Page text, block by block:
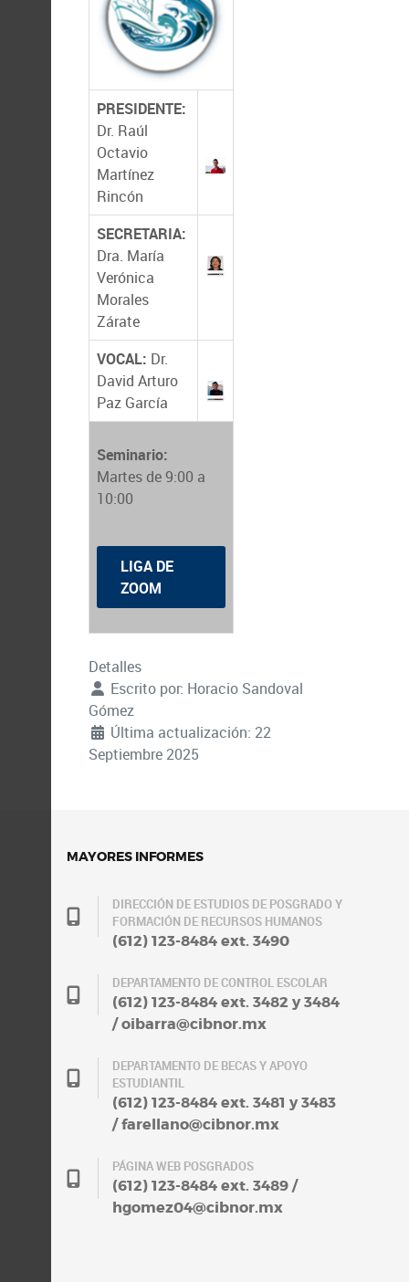
PRESIDENTE:
Dr. Raúl
Octavio
Martínez
Rincón
SECRETARIA:
Dra. María
Verónica
Morales
Zárate
VOCAL: Dr.
David Arturo
Paz García
Seminario:
Martes de 9:00 a
10:00
LIGA DE
ZOOM
Detalles
Escrito por: Horacio Sandoval
Gómez
Última actualización: 22
Septiembre 2025
MAYORES INFORMES
DIRECCIÓN DE ESTUDIOS DE POSGRADO Y
FORMACIÓN DE RECURSOS HUMANOS
(612) 123-8484 ext. 3490
DEPARTAMENTO DE CONTROL ESCOLAR
(612) 123-8484 ext. 3482 y 3484
/ oibarra@cibnor.mx
DEPARTAMENTO DE BECAS Y APOYO
ESTUDIANTIL
(612) 123-8484 ext. 3481 y 3483
/ farellano@cibnor.mx
PÁGINA WEB POSGRADOS
(612) 123-8484 ext. 3489 /
hgomez04@cibnor.mx